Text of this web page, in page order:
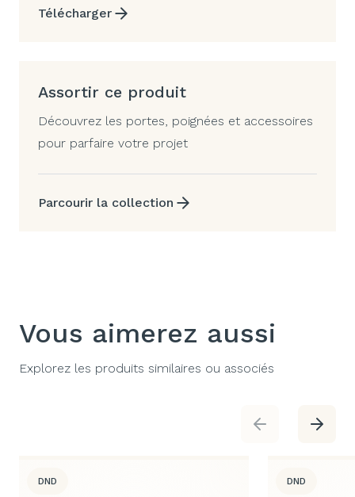
Télécharger
Assortir ce produit
Découvrez les portes, poignées et accessoires
pour parfaire votre projet
Parcourir la collection
Vous aimerez aussi
Explorez les produits similaires ou associés
DND DND